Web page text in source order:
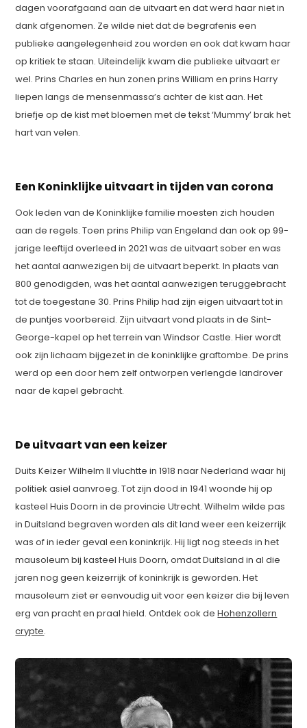
dagen voorafgaand aan de uitvaart en dat werd haar niet in
dank afgenomen. Ze wilde niet dat de begrafenis een
publieke aangelegenheid zou worden en ook dat kwam haar
op kritiek te staan. Uiteindelijk kwam die publieke uitvaart er
wel. Prins Charles en hun zonen prins William en prins Harry
liepen langs de mensenmassa’s achter de kist aan. Het
briefje op de kist met bloemen met de tekst ‘Mummy’ brak het
hart van velen.
Een Koninklijke uitvaart in tijden van corona
Ook leden van de Koninklijke familie moesten zich houden
aan de regels. Toen prins Philip van Engeland dan ook op 99-
jarige leeftijd overleed in 2021 was de uitvaart sober en was
het aantal aanwezigen bij de uitvaart beperkt. In plaats van
800 genodigden, was het aantal aanwezigen teruggebracht
tot de toegestane 30. Prins Philip had zijn eigen uitvaart tot in
de puntjes voorbereid. Zijn uitvaart vond plaats in de Sint-
George-kapel op het terrein van Windsor Castle. Hier wordt
ook zijn lichaam bijgezet in de koninklijke graftombe. De prins
werd op een door hem zelf ontworpen verlengde landrover
naar de kapel gebracht.
De uitvaart van een keizer
Duits Keizer Wilhelm II vluchtte in 1918 naar Nederland waar hij
politiek asiel aanvroeg. Tot zijn dood in 1941 woonde hij op
kasteel Huis Doorn in de provincie Utrecht. Wilhelm wilde pas
in Duitsland begraven worden als dit land weer een keizerrijk
was of in ieder geval een koninkrijk. Hij ligt nog steeds in het
mausoleum bij kasteel Huis Doorn, omdat Duitsland in al die
jaren nog geen keizerrijk of koninkrijk is geworden. Het
mausoleum ziet er eenvoudig uit voor een keizer die bij leven
erg van pracht en praal hield. Ontdek ook deHohenzollern
crypte.